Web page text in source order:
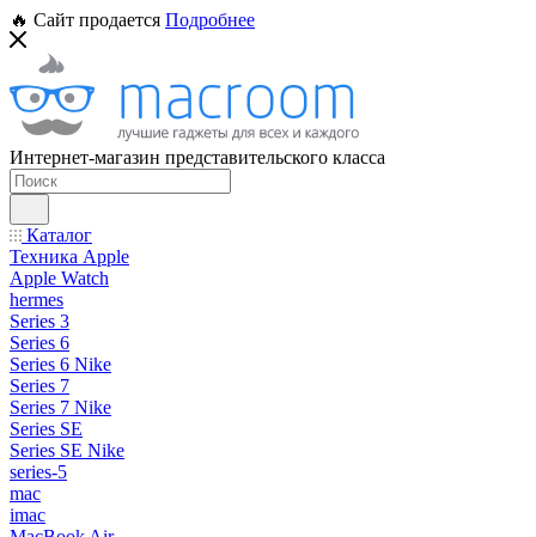
🔥 Сайт продается Подробнее
Интернет-магазин представительского класса
Каталог
Техника Apple
Apple Watch
hermes
Series 3
Series 6
Series 6 Nike
Series 7
Series 7 Nike
Series SE
Series SE Nike
series-5
mac
imac